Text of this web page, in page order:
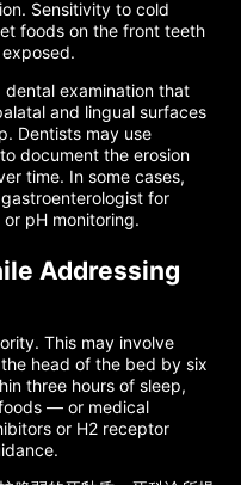
Sensitivity to cold
foods on the front teeth
examination that
and lingual surfaces
Dentists may use
document the erosion
time. In some cases,
for
pH monitoring.
Addressing
This may involve
head of the bed by six
three hours of sleep,
— or medical
or H2 receptor